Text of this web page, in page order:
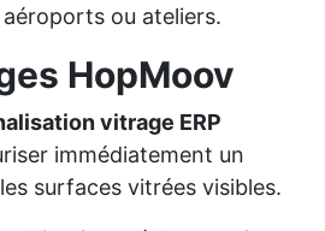
ou ateliers.
HopMoov
vitrage ERP
immédiatement un
surfaces vitrées visibles.